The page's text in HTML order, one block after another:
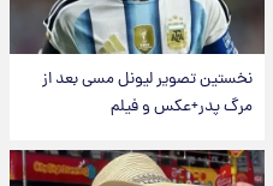
نخستین تصویر لیونل مسی بعد از
مرگ پدر+عکس و فیلم